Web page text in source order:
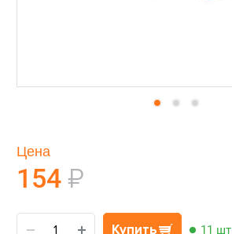
Цена
154 ₽
Купить 11 шт